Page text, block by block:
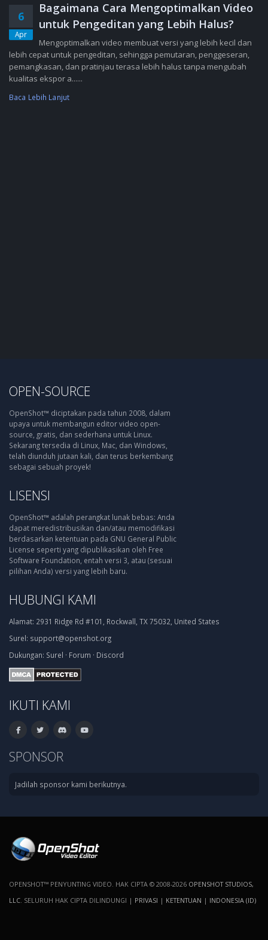
6
Apr
Bagaimana Cara Mengoptimalkan Video
untuk Pengeditan yang Lebih Halus?
Mengoptimalkan video membuat versi yang lebih kecil dan
lebih cepat untuk pengeditan, sehingga pemutaran, penggeseran,
pemangkasan, dan pratinjau terasa lebih halus tanpa mengubah
kualitas ekspor a......
Baca Lebih Lanjut
OPEN-SOURCE
OpenShot™ diciptakan pada tahun 2008, dalam
upaya untuk membangun editor video open-
source, gratis, dan sederhana untuk Linux.
Sekarang tersedia di Linux, Mac, dan Windows,
telah diunduh jutaan kali, dan terus berkembang
sebagai sebuah proyek!
LISENSI
OpenShot™ adalah perangkat lunak bebas: Anda
dapat meredistribusikan dan/atau memodifikasi
berdasarkan ketentuan pada GNU General Public
License seperti yang dipublikasikan oleh Free
Software Foundation, entah versi 3, atau (sesuai
pilihan Anda) versi yang lebih baru.
HUBUNGI KAMI
Alamat: 2931 Ridge Rd #101, Rockwall, TX 75032, United States
Surel: support@openshot.org
Dukungan: Surel · Forum · Discord
IKUTI KAMI
SPONSOR
Jadilah sponsor kami berikutnya.
OPENSHOT™ PENYUNTING VIDEO. HAK CIPTA © 2008-2026 OPENSHOT STUDIOS,
LLC . SELURUH HAK CIPTA DILINDUNGI | PRIVASI | KETENTUAN | INDONESIA (ID)